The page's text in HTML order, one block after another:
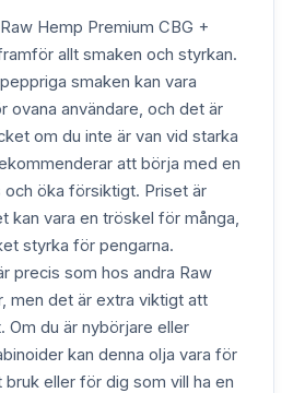
Hemp Premium CBG +
allt smaken och styrkan.
smaken kan vara
ovana användare, och det är
om du inte är van vid starka
att börja med en
öka försiktigt. Priset är
kan vara en tröskel för många,
styrka för pengarna.
precis som hos andra Raw
men det är extra viktigt att
Om du är nybörjare eller
kan denna olja vara för
bruk eller för dig som vill ha en